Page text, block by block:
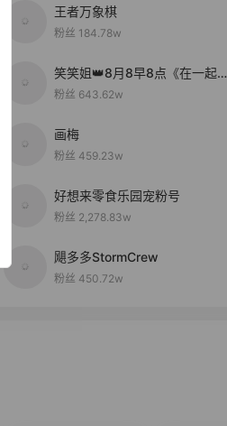
王者万象棋
粉丝 184.78w
笑笑姐👑8月8早8点《在一起》
生日盛典
粉丝 643.62w
画梅
粉丝 459.23w
好想来零食乐园宠粉号
粉丝 2,278.83w
飓多多StormCrew
粉丝 450.72w